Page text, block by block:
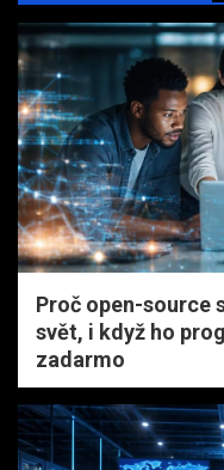
Proč open-source
svět, i když ho
zadarmo